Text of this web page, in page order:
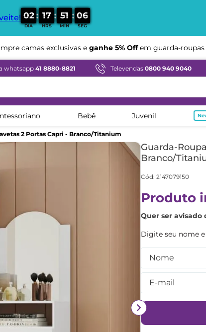
02
DIA
: 17
HRS
: 51
MIN
: 05
SEG
Compre em ate 12x sem juros
whatsapp41 8880-8821 Televendas 0800 940 9040
Bebê Juvenil
2 Portas Capri - Branco/Titanium
Guarda-
Branco/
Cód: 2147079150
Produto
Quer ser